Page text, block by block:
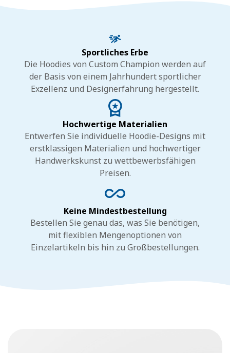
Sportliches Erbe
Die Hoodies von Custom Champion werden auf
der Basis von einem Jahrhundert sportlicher
Exzellenz und Designerfahrung hergestellt.
Hochwertige Materialien
Entwerfen Sie individuelle Hoodie-Designs mit
erstklassigen Materialien und hochwertiger
Handwerkskunst zu wettbewerbsfähigen
Preisen.
Keine Mindestbestellung
Bestellen Sie genau das, was Sie benötigen,
mit flexiblen Mengenoptionen von
Einzelartikeln bis hin zu Großbestellungen.